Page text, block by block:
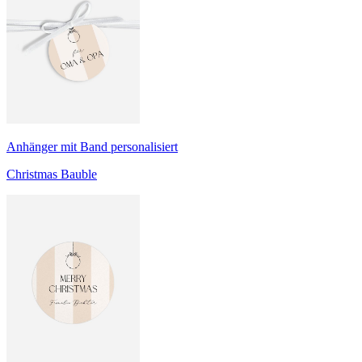
Anhänger mit Band personalisiert
Christmas Bauble